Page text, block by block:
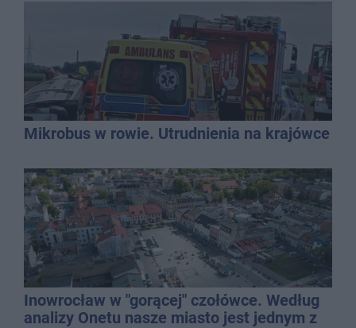
Mikrobus w rowie. Utrudnienia na krajówce
Inowrocław w "gorącej" czołówce. Według
analizy Onetu nasze miasto jest jednym z